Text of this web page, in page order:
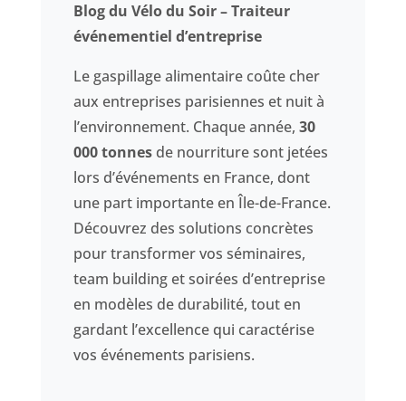
Blog du Vélo du Soir – Traiteur
événementiel d’entreprise
Le gaspillage alimentaire coûte cher
aux entreprises parisiennes et nuit à
l’environnement. Chaque année, 30
000 tonnesde nourriture sont jetées
lors d’événements en France, dont
une part importante en Île-de-France.
Découvrez des solutions concrètes
pour transformer vos séminaires,
team building et soirées d’entreprise
en modèles de durabilité, tout en
gardant l’excellence qui caractérise
vos événements parisiens.